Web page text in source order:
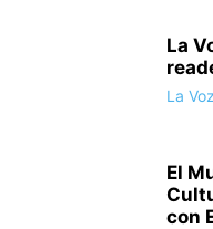
La
La
El
con